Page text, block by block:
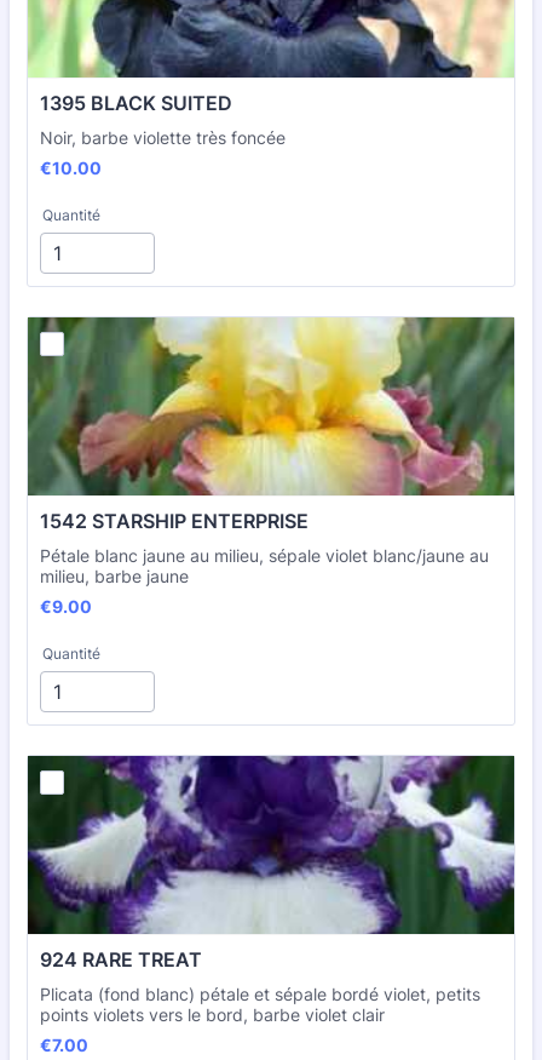
1395 BLACK SUITED
Noir, barbe violette très foncée
€10.00
€10.00
Quantité
1542 STARSHIP ENTERPRISE
Pétale blanc jaune au milieu, sépale violet blanc/jaune au
milieu, barbe jaune
€9.00
€9.00
Quantité
924 RARE TREAT
Plicata (fond blanc) pétale et sépale bordé violet, petits
points violets vers le bord, barbe violet clair
€7.00
€7.00